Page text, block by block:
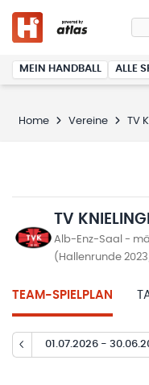
MEIN HANDBALL ALLE
Home Vereine TV
TV
Alb-Enz-Saal -
(Hallenrunde
TEAM-SPIELPLAN
01.07.2026 -